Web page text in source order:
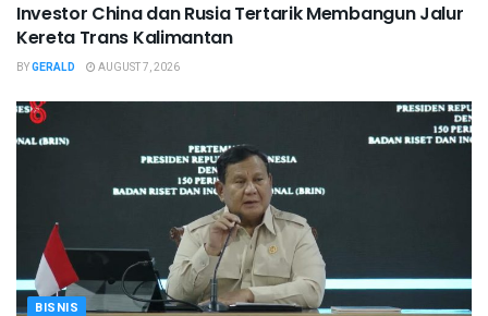
Investor China dan Rusia Tertarik Membangun Jalur
Kereta Trans Kalimantan
BYGERALD AUGUST 7, 2026
BISNIS